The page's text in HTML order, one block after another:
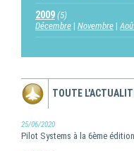
2009 (5)
Décembre Novembre
TOUTE
25/06/2020
Pilot Systems à la 6ème